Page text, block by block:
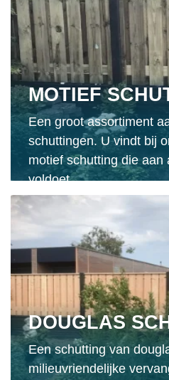
MOTIEF
Een groot assortiment
schuttingen. U vindt bij
motief schutting die aan
voldoet.
DOUGLAS
Een schutting van
milieuvriendelijke